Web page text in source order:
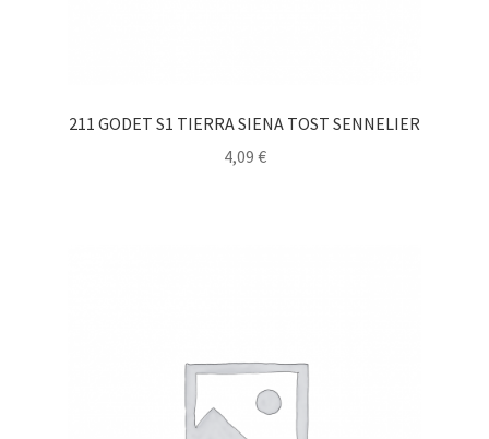
211 GODET S1 TIERRA SIENA TOST SENNELIER
4,09 €